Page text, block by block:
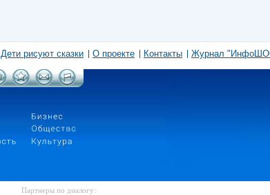
Дети рисуют сказки О проекте Контакты Журнал
Партнеры по диалогу: